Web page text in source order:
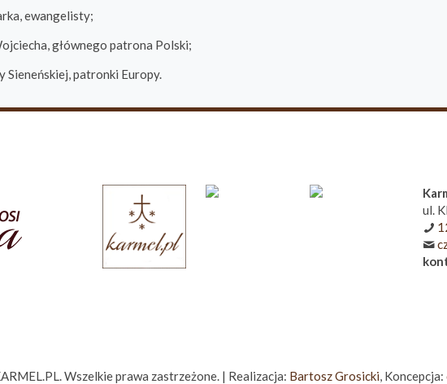
ewangelisty;
głównego patrona Polski;
Sieneńskiej, patronki Europy.
ul.
Wszelkie prawa zastrzeżone. | Realizacja: Bartosz Grosicki, Koncepcja: